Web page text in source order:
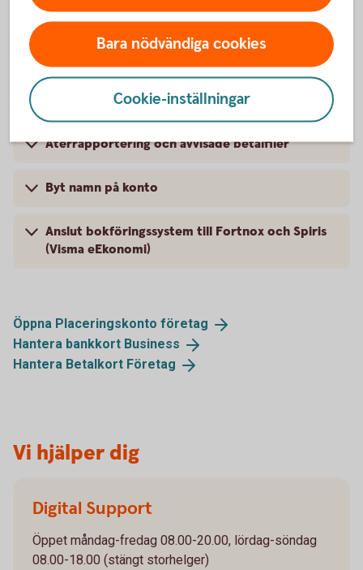
Låneöversikt och kommande dragningar
Signeringshistorik på filbetalningar
Återrapportering och avvisade betalfiler
Byt namn på konto
Anslut bokföringssystem till Fortnox och Spiris
(Visma eEkonomi)
Öppna Placeringskonto företag
Hantera bankkort Business
Hantera Betalkort Företag
Vi hjälper dig
Digital Support
Öppet måndag-fredag 08.00-20.00, lördag-söndag
08.00-18.00 (stängt storhelger)
Bara nödvändiga cookies
Cookie-inställningar